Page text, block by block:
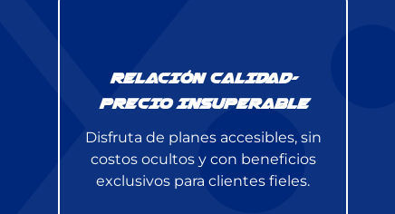
RELACIÓN CALIDAD-
PRECIO INSUPERABLE
Disfruta de planes accesibles, sin
costos ocultos y con beneficios
exclusivos para clientes fieles.